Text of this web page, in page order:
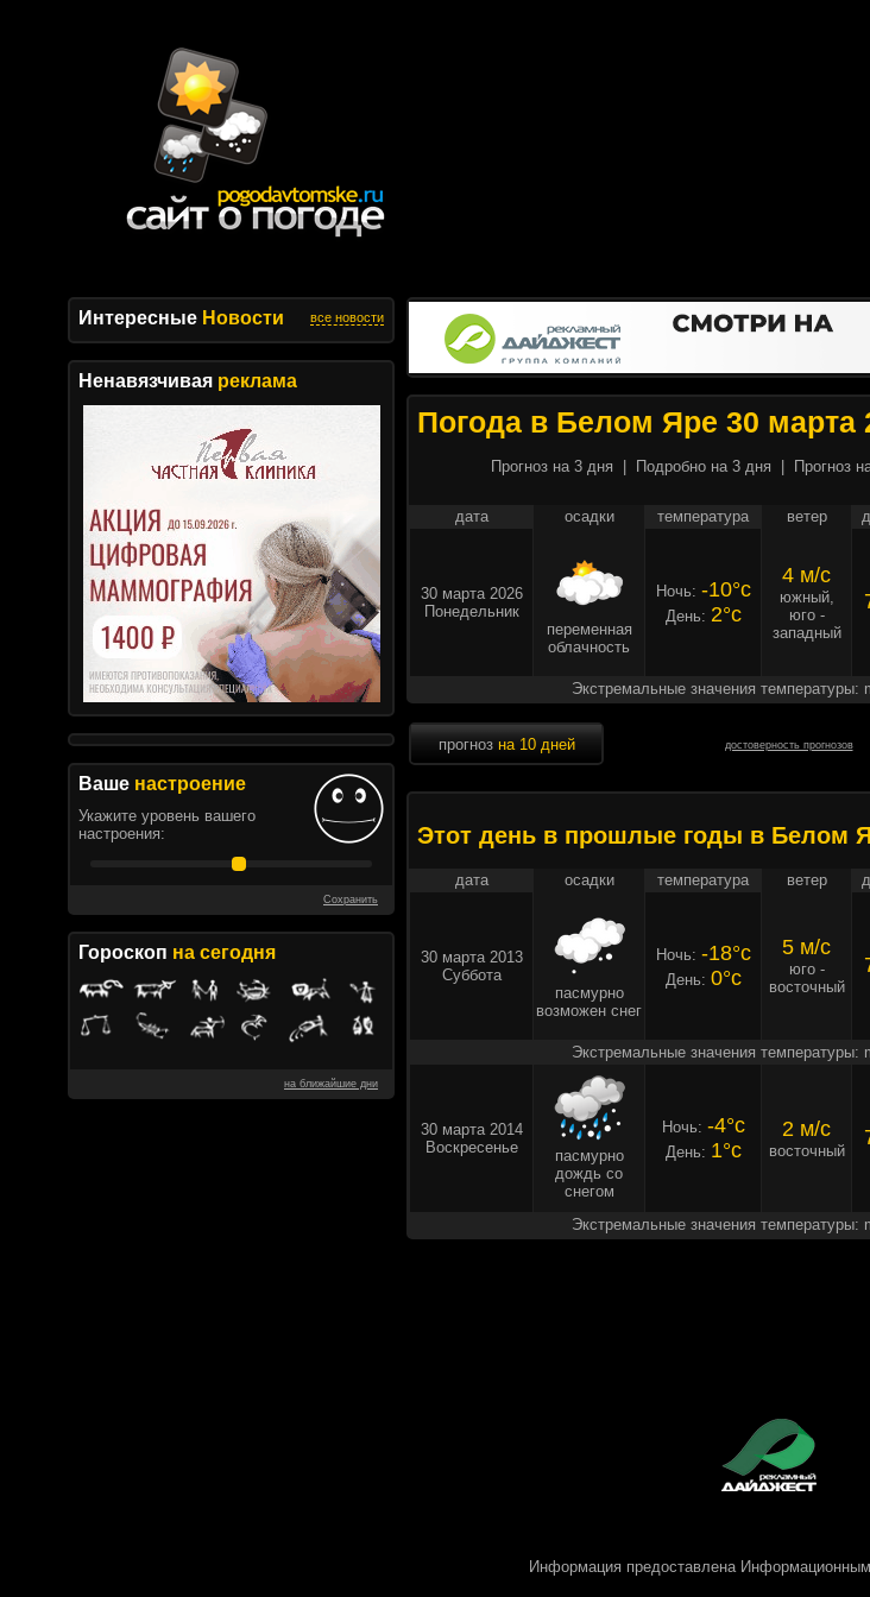
Интересные Новости все новости
Ненавязчивая реклама
Ваше настроение
Укажите уровень вашего
настроения:
Сохранить
Гороскоп на сегодня
на ближайшие дни
Погода в Белом Яре 30 марта
Прогноз на 3 дня Подробно на 3 дня Прогноз
дата осадки температура ветер
30 марта 2026
Понедельник
переменная
облачность
Ночь: -10°c
День: 2°c
4 м/c
южный,
юго -
западный
Экстремальные значения температуры:
прогноз на 10 дней достоверность прогнозов
Этот день в прошлые годы в Белом
дата осадки температура ветер
30 марта 2013
Суббота
пасмурно
возможен снег
Ночь: -18°c
День: 0°c
5 м/c
юго -
восточный
Экстремальные значения температуры:
30 марта 2014
Воскресенье
пасмурно
дождь со
снегом
Ночь: -4°c
День: 1°c
2 м/c
восточный
Экстремальные значения температуры:
Информация предоставлена